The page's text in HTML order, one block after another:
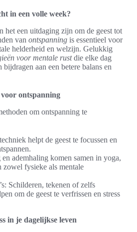
in een volle week?
het een uitdaging zijn om de geest tot
van ontspanning is essentieel voor
helderheid en welzijn. Gelukkig
voor mentale rustdie elke dag
aan een betere balans en
ontspanning
om ontspanning te
helpt de geest te focussen en
ademhaling komen samen in yoga,
zowel fysieke als mentale
Schilderen, tekenen of zelfs
om de geest te verfrissen en stress
in je dagelijkse leven